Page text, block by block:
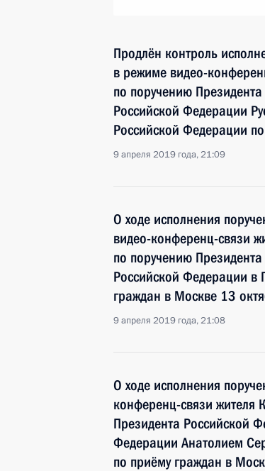
Продлён контроль
в режиме видео-
по поручению
Российской Федерации
Российской Федерации
9 апреля 2019 года, 21:09
О ходе исполнения
видео-конференц-связи
по поручению
Российской Федерации в
граждан в Москве 13
9 апреля 2019 года, 21:08
О ходе исполнения
конференц-связи жителя
Президента Российской
Федерации Анатолием
по приёму граждан в